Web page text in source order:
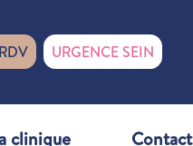
URGENCE SEIN
clinique Contact